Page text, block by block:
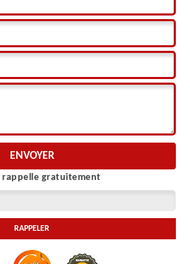
rappelle gratuitement